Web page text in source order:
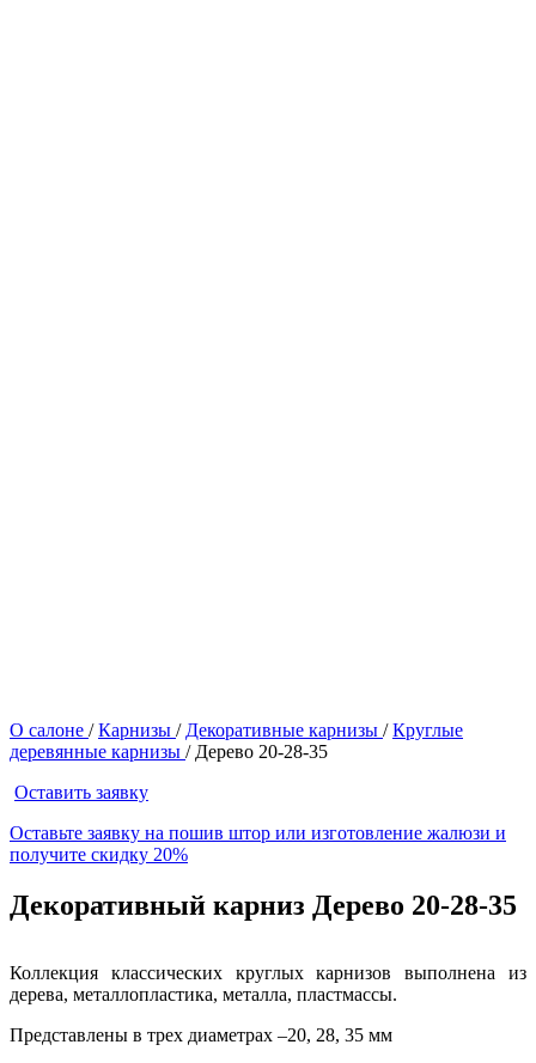
О салоне /Карнизы / Декоративные карнизы /Круглые
деревянные карнизы / Дерево 20-28-35
Оставить заявку
Оставьте заявку на пошив штор или изготовление жалюзи и
получите скидку 20%
Декоративный карниз Дерево 20-28-35
Коллекция классических круглых карнизов выполнена из
дерева, металлопластика, металла, пластмассы.
Представлены в трех диаметрах –20, 28, 35 мм